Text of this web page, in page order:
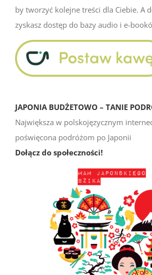
by tworzyć kolejne treści dla Ciebie. A
zyskasz dostęp do bazy audio i e-
JAPONIA BUDŻETOWO – TANIE
Największa w polskojęzycznym
poświęcona podróżom po Japonii
Dołącz do społeczności!